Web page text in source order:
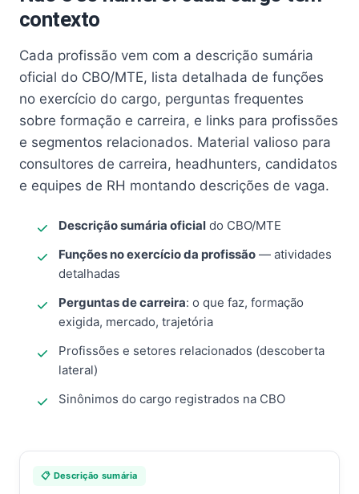
contexto
Cada profissão vem com a descrição sumária
oficial do CBO/MTE, lista detalhada de funções
no exercício do cargo, perguntas frequentes
sobre formação e carreira, e links para profissões
e segmentos relacionados. Material valioso para
consultores de carreira, headhunters, candidatos
e equipes de RH montando descrições de vaga.
Descrição sumária oficial do CBO/MTE
Funções no exercício da profissão — atividades
detalhadas
Perguntas de carreira: o que faz, formação
exigida, mercado, trajetória
Profissões e setores relacionados (descoberta
lateral)
Sinônimos do cargo registrados na CBO
📋 Descrição sumária